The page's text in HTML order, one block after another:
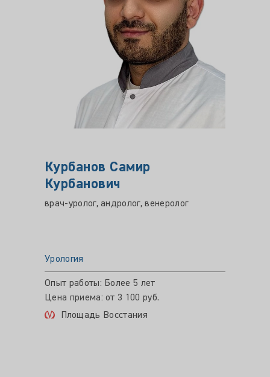
Курбанов Самир
Курбанович
врач-уролог, андролог, венеролог
Урология
Опыт работы: Более 5 лет
Цена приема: от 3 100 руб.
Площадь Восстания